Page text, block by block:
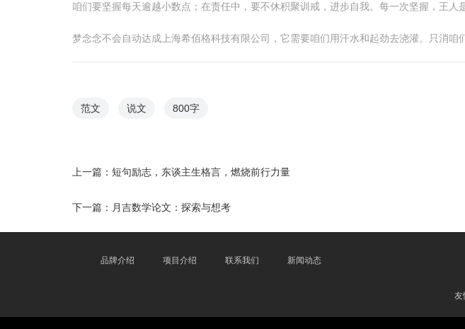
咱们要坚握每天逾越小数点；在责任中，要不休积聚训戒，进步自我。每一次坚握，王人
梦念念不会自动达成上海希佰格科技有限公司，它需要咱们用汗水和起劲去浇灌。只消
范文 说文 800字
上一篇： 短句励志，东谈主生格言，燃烧前行力量
下一篇： 月吉数学论文：探索与想考
品牌介绍 项目介绍 联系我们 新闻动态
友